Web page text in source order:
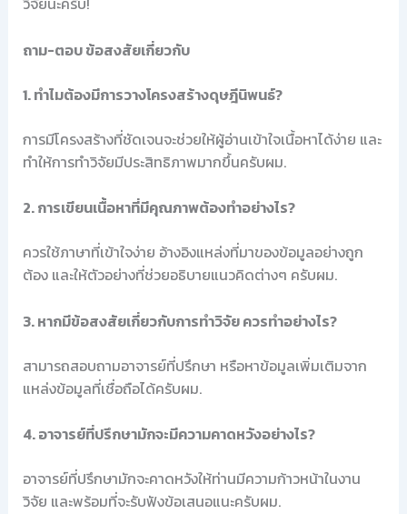
ถาม-ตอบ ข้อสงสัยเกี่ยวกับ
1. ทำไมต้องมีการวางโครงสร้างดุษฎีนิพนธ์?
การมีโครงสร้างที่ชัดเจนจะช่วยให้ผู้อ่านเข้าใจเนื้อหาได้ง่าย และ
ทำให้การทำวิจัยมีประสิทธิภาพมากขึ้นครับผม.
2. การเขียนเนื้อหาที่มีคุณภาพต้องทำอย่างไร?
ควรใช้ภาษาที่เข้าใจง่าย อ้างอิงแหล่งที่มาของข้อมูลอย่างถูก
ต้อง และให้ตัวอย่างที่ช่วยอธิบายแนวคิดต่างๆ ครับผม.
3. หากมีข้อสงสัยเกี่ยวกับการทำวิจัย ควรทำอย่างไร?
สามารถสอบถามอาจารย์ที่ปรึกษา หรือหาข้อมูลเพิ่มเติมจาก
แหล่งข้อมูลที่เชื่อถือได้ครับผม.
4. อาจารย์ที่ปรึกษามักจะมีความคาดหวังอย่างไร?
อาจารย์ที่ปรึกษามักจะคาดหวังให้ท่านมีความก้าวหน้าในงาน
วิจัย และพร้อมที่จะรับฟังข้อเสนอแนะครับผม.